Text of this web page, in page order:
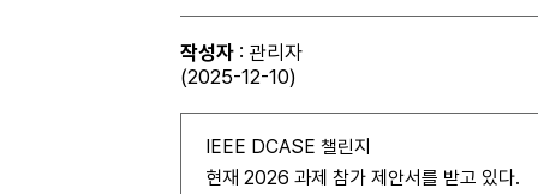
작성자 : 관리자
(2025-12-10)
IEEE DCASE 챌린지
현재 2026 과제 참가 제안서를 받고 있다.